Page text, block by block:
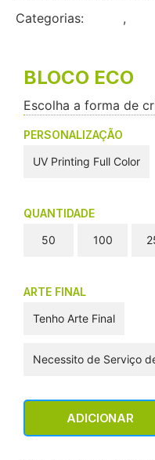
Categorias: ,
BLOCO ECO
Escolha a forma de
PERSONALIZAÇÃO
UV Printing Full Color
QUANTIDADE
50
100
ARTE FINAL
Tenho Arte Final
Necessito de Serviço
ADICIONAR